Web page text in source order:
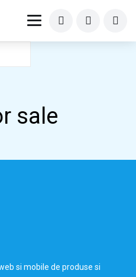
sale
si mobile de produse si